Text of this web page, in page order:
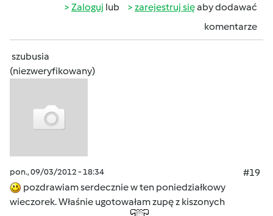
Zaloguj lub zarejestruj sięaby dodawać
komentarze
szubusia
(niezweryfikowany)
pon., 09/03/2012 - 18:34
#19
pozdrawiam serdecznie w ten poniedziałkowy
wieczorek. Właśnie ugotowałam zupę z kiszonych